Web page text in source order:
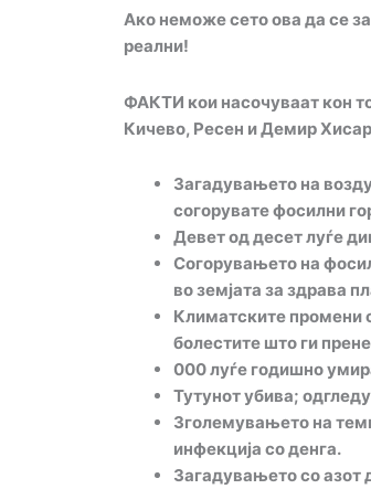
Ако неможе сето ова да се
реални!
ФАКТИ кои насочуваат кон
Кичево, Ресен и Демир
Загадувањето на
согорувате фосилни
Девет од десет луѓе
Согорувањето на
во земјата за здрава
Климатските промени
болестите што ги
000 луѓе годишно
Тутунот убива;
Зголемувањето на
инфекција со денга.
Загадувањето со азот